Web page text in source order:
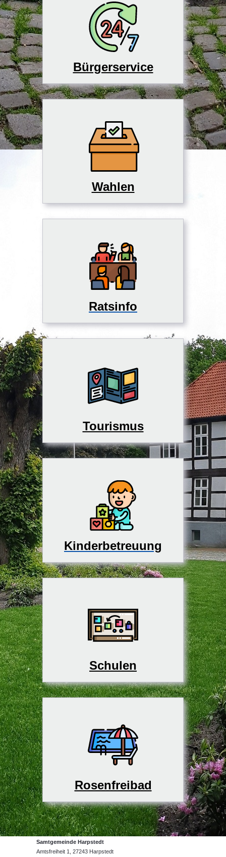
Bürgerservice
Wahlen
Ratsinfo
Tourismus
Kinderbetreuung
Schulen
Rosenfreibad
Samtgemeinde Harpstedt
Amtsfreiheit 1, 27243 Harpstedt